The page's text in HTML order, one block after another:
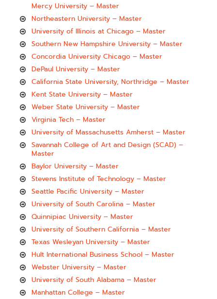
Mercy University – Master
Northeastern University – Master
University of Illinois at Chicago – Master
Southern New Hampshire University – Master
Concordia University Chicago – Master
DePaul University – Master
California State University, Northridge – Master
Kent State University – Master
Weber State University – Master
Virginia Tech – Master
University of Massachusetts Amherst – Master
Savannah College of Art and Design (SCAD) –
Master
Baylor University – Master
Stevens Institute of Technology – Master
Seattle Pacific University – Master
University of South Carolina – Master
Quinnipiac University – Master
University of Southern California – Master
Texas Wesleyan University – Master
Hult International Business School – Master
Webster University – Master
University of South Alabama – Master
Manhattan College – Master